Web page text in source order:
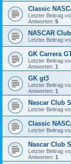
Classic
Letzter Beitrag
Antworten: 5
NASCAR
Letzter Beitrag
GK Carrera
Letzter Beitrag
Antworten: 1
GK gt3
Letzter Beitrag
Antworten: 1
Nascar Club
Letzter Beitrag
Classic
Letzter Beitrag
Nascar Club
Letzter Beitrag
Antworten: 1